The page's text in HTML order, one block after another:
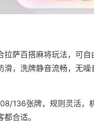
拉萨百搭麻将玩法，可
，洗牌静音流畅，无噪
136张牌，规则灵活，
合适。